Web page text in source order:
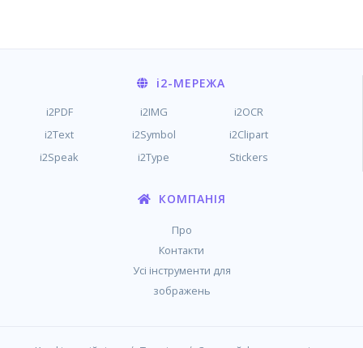
i2-МЕРЕЖА
i2PDF i2IMG
i2OCR
i2Text
i2Symbol
i2Clipart
i2Speak
i2Type Stickers
КОМПАНІЯ
Про
Контакти
Усі інструменти для
зображень